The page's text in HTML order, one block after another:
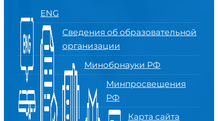
ENG
Сведения об образовательной
организации
Минобрнауки РФ
Минпросвещения
РФ
Карта сайта